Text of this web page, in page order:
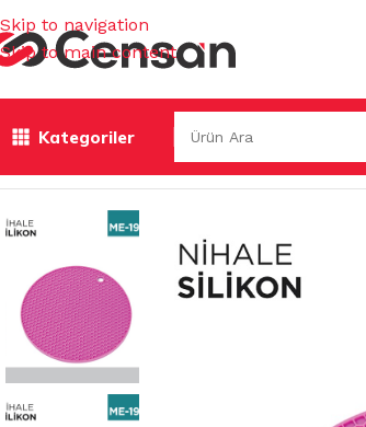
Skip to navigation
Skip to main content
Kategoriler
MUTFAK EŞYALARI/MUHTELİF